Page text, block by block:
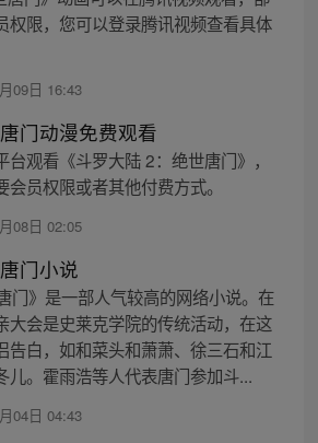
权限，您可以登录腾讯视频查看具体
09日 16:43
门动漫免费观看
观看《斗罗大陆 2：绝世唐门》，
员权限或者其他付费方式。
08日 02:05
门小说
门》是一部人气较高的网络小说。在
大会是史莱克学院的传统活动，在这
告白，如和菜头和萧萧、徐三石和江
儿。霍雨浩等人代表唐门参加斗...
04日 04:43